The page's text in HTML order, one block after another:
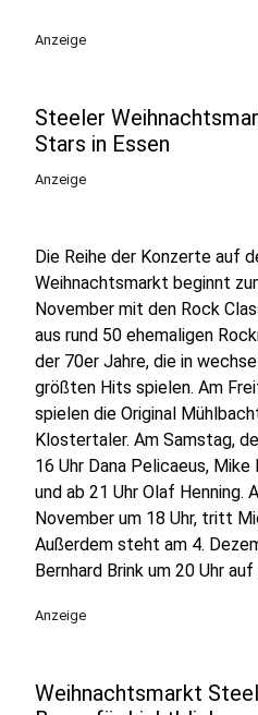
Anzeige
Steeler
Stars in Essen
Anzeige
Die Reihe der Konzerte auf
Weihnachtsmarkt beginnt
November mit den Rock
aus rund 50 ehemaligen
der 70er Jahre, die in
größten Hits spielen. Am
spielen die Original
Klostertaler. Am Samstag,
16 Uhr Dana Pelicaeus,
und ab 21 Uhr Olaf Henning.
November um 18 Uhr, tritt
Außerdem steht am 4.
Bernhard Brink um 20 Uhr auf
Anzeige
Weihnachtsmarkt